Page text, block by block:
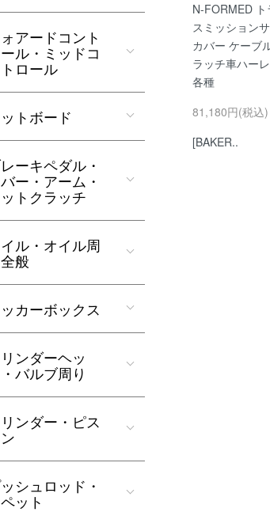
N-FORMED ト
スミッション
カバー ケーブ
ラッチ車ハー
各種
81,180円(税込)
[BAKER..
アードコント
ル・ミッドコ
ロール
トボード
ーキペダル・
ー・アーム・
トクラッチ
ル・オイル周
般
カーボックス
ンダーヘッ
・バルブ周り
ンダー・ピス
シュロッド・
ット